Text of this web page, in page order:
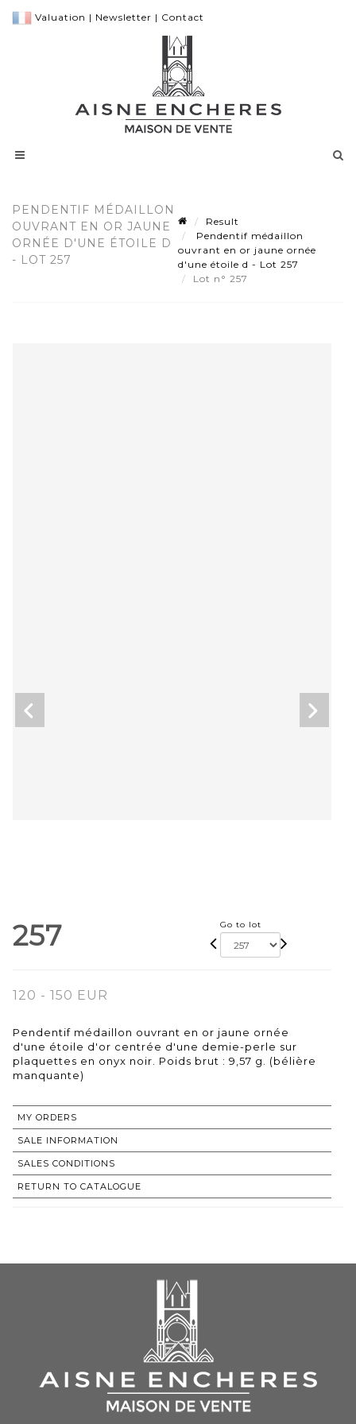
Valuation | Newsletter | Contact
PENDENTIF MÉDAILLON
OUVRANT EN OR JAUNE
ORNÉE D'UNE ÉTOILE D
- LOT 257
Result
Pendentif médaillon
ouvrant en or jaune ornée
d'une étoile d - Lot 257
Lot n° 257
257 Go to lot
120 - 150 EUR
Pendentif médaillon ouvrant en or jaune ornée
d'une étoile d'or centrée d'une demie-perle sur
plaquettes en onyx noir. Poids brut : 9,57 g. (bélière
manquante)
MY ORDERS
SALE INFORMATION
SALES CONDITIONS
RETURN TO CATALOGUE